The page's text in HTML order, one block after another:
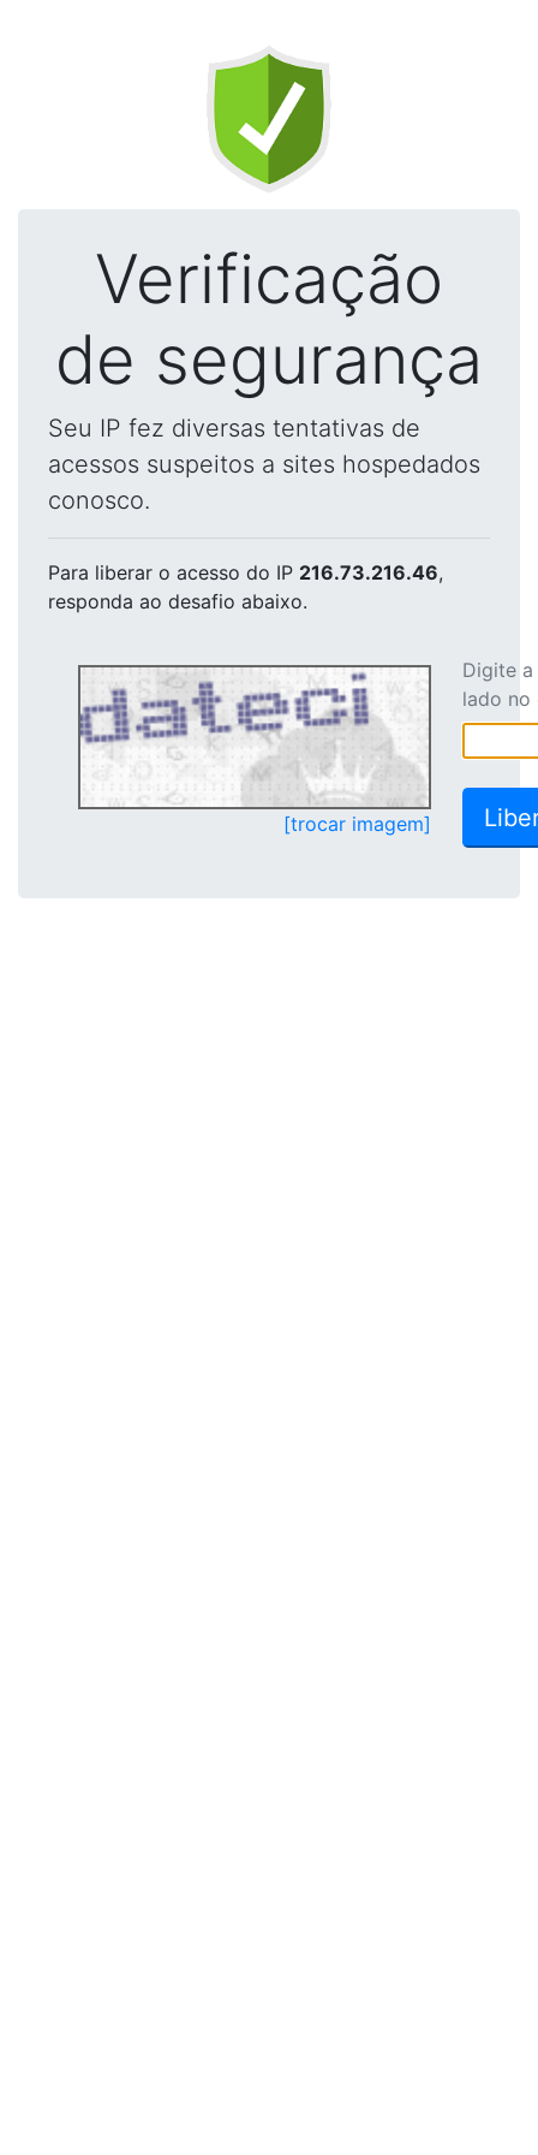
Verificação
de segurança
Seu IP fez diversas tentativas de
acessos suspeitos a sites hospedados
conosco.
Para liberar o acesso do IP 216.73.216.46,
responda ao desafio abaixo.
[trocar imagem]
Digite
lado no